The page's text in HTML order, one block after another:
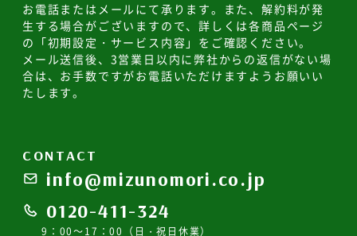
お電話またはメールにて承ります。また、解約料が発
生する場合がございますので、詳しくは各商品ページ
の「初期設定・サービス内容」をご確認ください。
メール送信後、3営業日以内に弊社からの返信がない場
合は、お手数ですがお電話いただけますようお願いい
たします。
CONTACT
info@mizunomori.co.jp
0120-411-324
9：00～17：00（日・祝日休業）